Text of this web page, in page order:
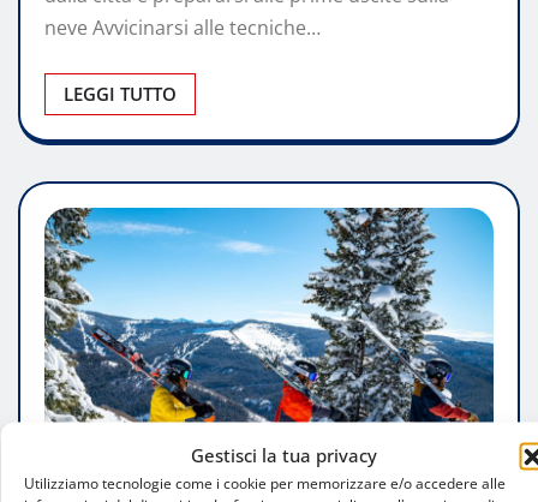
Gestisci la tua privacy
Utilizziamo tecnologie come i cookie per memorizzare e/o accedere alle
neve Avvicinarsi alle tecniche…
LEGGI TUTTO